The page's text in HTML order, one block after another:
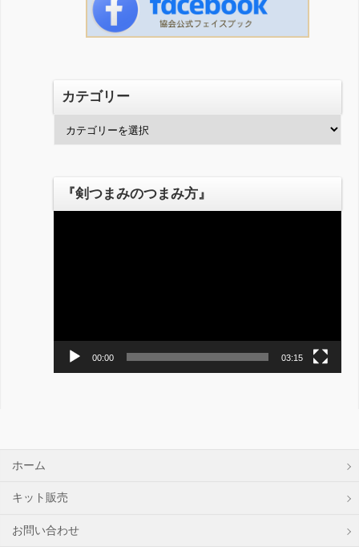
カテゴリー
リ
『剣つまみのつまみ方』
00:00 03:15
ホーム
キット販売
お問い合わせ